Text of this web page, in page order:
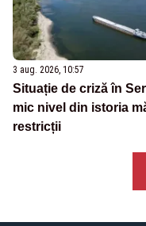
3 aug. 2026, 10:57
Situație de criză în
mic nivel din istoria
restricții